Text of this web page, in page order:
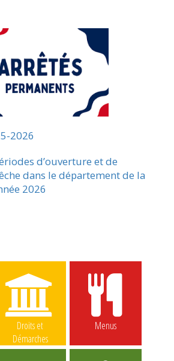
2026
d’ouverture et de
dans le département de la
2026
Droits et
Démarches
Menus